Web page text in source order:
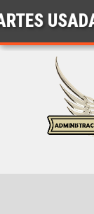
Saltar
///